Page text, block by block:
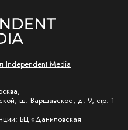
Independent Media
ш. Варшавское, д. 9, стр. 1
БЦ «Даниловская